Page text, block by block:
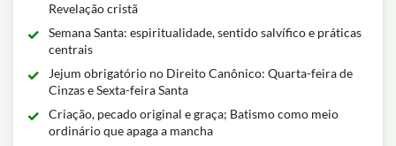
Revelação cristã
Semana Santa: espiritualidade, sentido salvífico e práticas
centrais
Jejum obrigatório no Direito Canônico: Quarta-feira de
Cinzas e Sexta-feira Santa
Criação, pecado original e graça; Batismo como meio
ordinário que apaga a mancha